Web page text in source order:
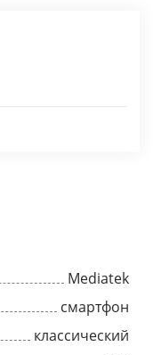
Mediatek
смартфон
классический